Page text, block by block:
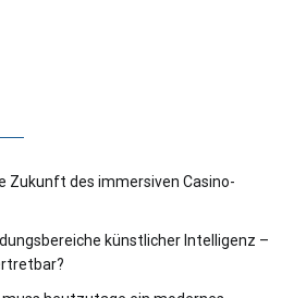
Zukunft des immersiven Casino-
künstlicher Intelligenz –